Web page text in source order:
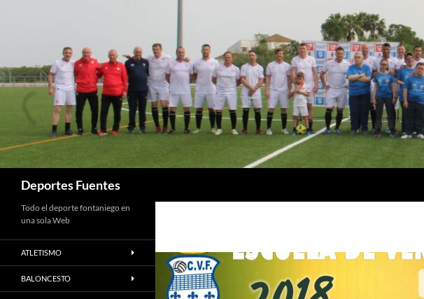
Deportes Fuentes
Todo el deporte fontaniego en
una sola Web
ATLETISMO
BALONCESTO